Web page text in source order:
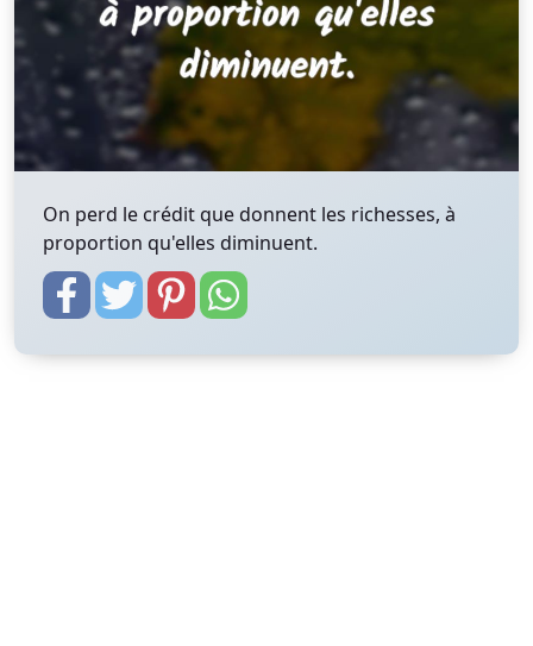
On perd le crédit que donnent les richesses, à
proportion qu'elles diminuent.